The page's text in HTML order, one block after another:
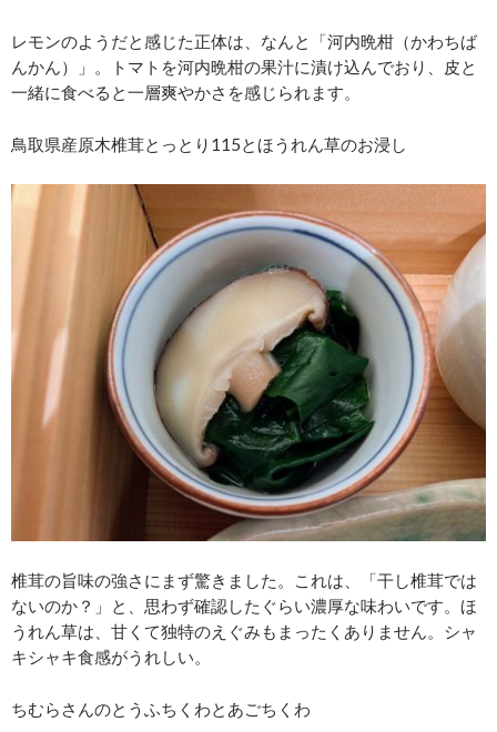
レモンのようだと感じた正体は、なんと「河内晩柑（かわちば
んかん）」。トマトを河内晩柑の果汁に漬け込んでおり、皮と
一緒に食べると一層爽やかさを感じられます。
鳥取県産原木椎茸とっとり115とほうれん草のお浸し
椎茸の旨味の強さにまず驚きました。これは、「干し椎茸では
ないのか？」と、思わず確認したぐらい濃厚な味わいです。ほ
うれん草は、甘くて独特のえぐみもまったくありません。シャ
キシャキ食感がうれしい。
ちむらさんのとうふちくわとあごちくわ